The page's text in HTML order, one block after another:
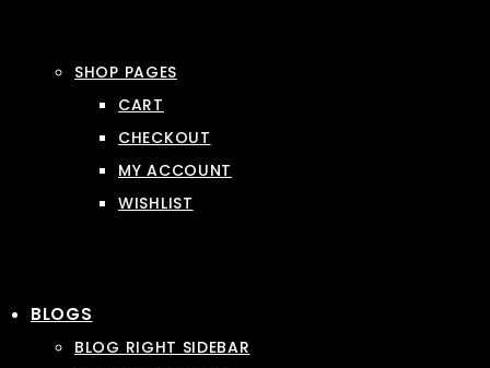
SHOP PAGES
CART
CHECKOUT
MY ACCOUNT
WISHLIST
BLOGS
BLOG RIGHT SIDEBAR